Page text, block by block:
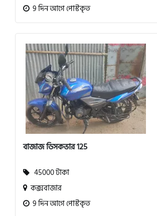
9 দিন আগে পোস্টকৃত
বাজাজ ডিসকভার 125
45000 টাকা
কক্সবাজার
9 দিন আগে পোস্টকৃত